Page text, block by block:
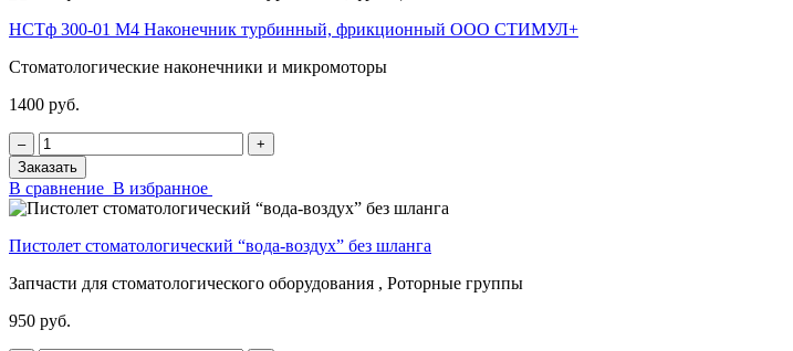
НСТф 300-01 М4 Наконечник турбинный, фрикционный ООО СТИМУЛ+
Стоматологические наконечники и микромоторы
1400 руб.
‒
+
Заказать
В сравнение В избранное
Пистолет стоматологический “вода-воздух” без шланга
Запчасти для стоматологического оборудования , Роторные группы
950 руб.